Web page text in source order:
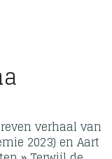
verhaal van
2023) en Aart